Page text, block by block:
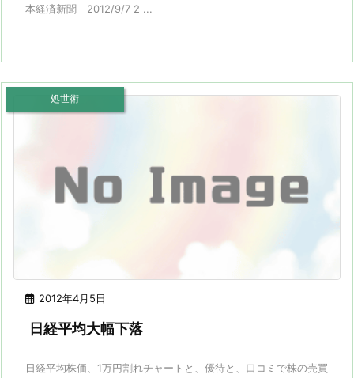
本経済新聞 2012/9/7 2 ...
2012年4月5日
処世術
日経平均大幅下落
日経平均株価、1万円割れチャートと、優待と、口コミで株の売買